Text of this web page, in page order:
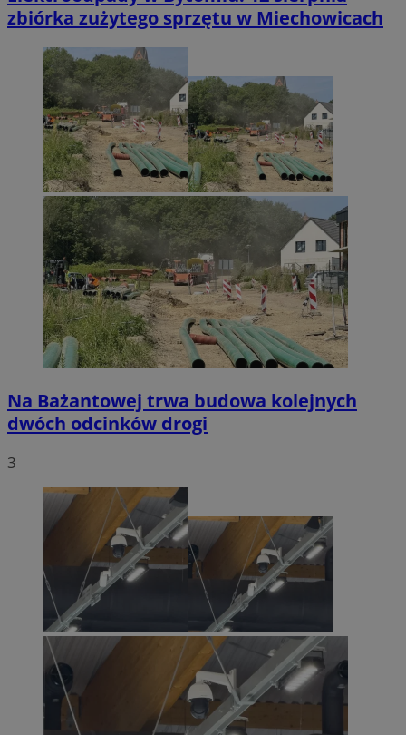
zbiórka zużytego sprzętu w Miechowicach
Na Bażantowej trwa budowa kolejnych
dwóch odcinków drogi
3